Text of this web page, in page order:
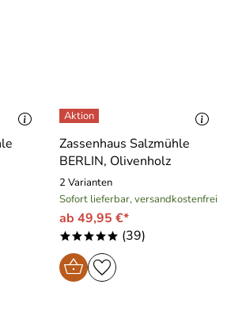
Zassenhaus Salzmühle
BERLIN, Olivenholz
2 Varianten
Sofort lieferbar, versandkostenfrei
ab 49,95 €*
***** (39)